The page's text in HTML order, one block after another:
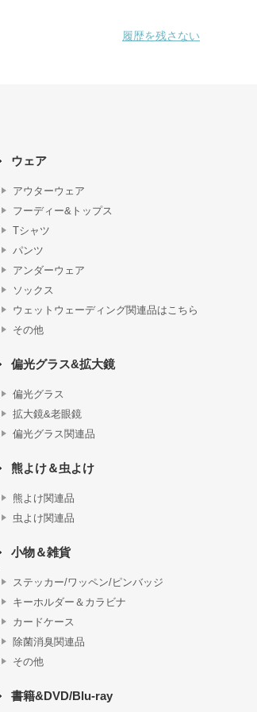
履歴を残さない
ウェア
アウターウェア
フーディー&トップス
Tシャツ
パンツ
アンダーウェア
ソックス
ウェットウェーディング関連品はこちら
その他
偏光グラス&拡大鏡
偏光グラス
拡大鏡&老眼鏡
偏光グラス関連品
熊よけ＆虫よけ
熊よけ関連品
虫よけ関連品
小物＆雑貨
ステッカー/ワッペン/ピンバッジ
キーホルダー＆カラビナ
カードケース
除菌消臭関連品
その他
書籍&DVD/Blu-ray